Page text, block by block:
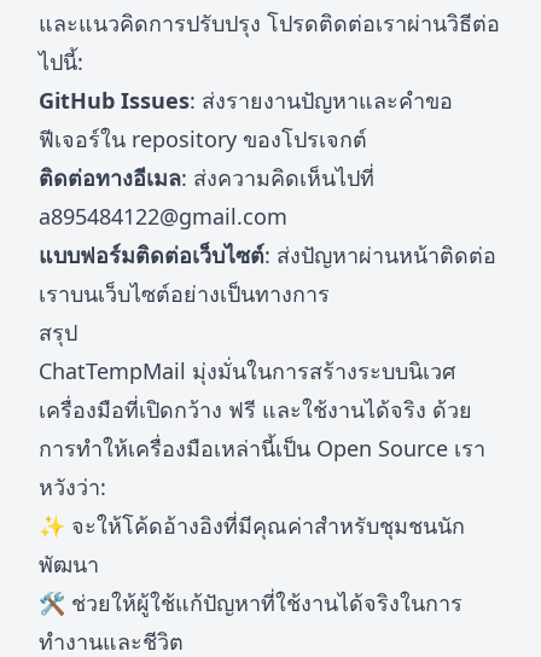
และแนวคิดการปรับปรุง โปรดติดต่อเราผ่านวิธีต่อ
ไปนี้:
GitHub Issues: ส่งรายงานปัญหาและคำขอ
ฟีเจอร์ใน repository ของโปรเจกต์
ติดต่อทางอีเมล: ส่งความคิดเห็นไปที่
a895484122@gmail.com
แบบฟอร์มติดต่อเว็บไซต์: ส่งปัญหาผ่านหน้าติดต่อ
เราบนเว็บไซต์อย่างเป็นทางการ
สรุป
ChatTempMail มุ่งมั่นในการสร้างระบบนิเวศ
เครื่องมือที่เปิดกว้าง ฟรี และใช้งานได้จริง ด้วย
การทำให้เครื่องมือเหล่านี้เป็น Open Source เรา
หวังว่า:
✨ จะให้โค้ดอ้างอิงที่มีคุณค่าสำหรับชุมชนนัก
พัฒนา
🛠️ ช่วยให้ผู้ใช้แก้ปัญหาที่ใช้งานได้จริงในการ
ทำงานและชีวิต